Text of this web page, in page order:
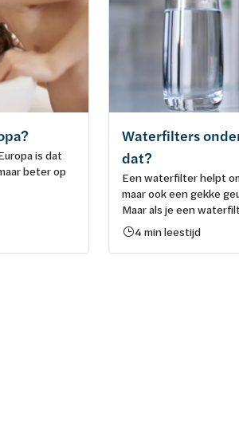
is dat
beter op
Waterfilters
dat?
Een waterfilter helpt
maar ook een gekke
Maar als je een
4 min leestijd